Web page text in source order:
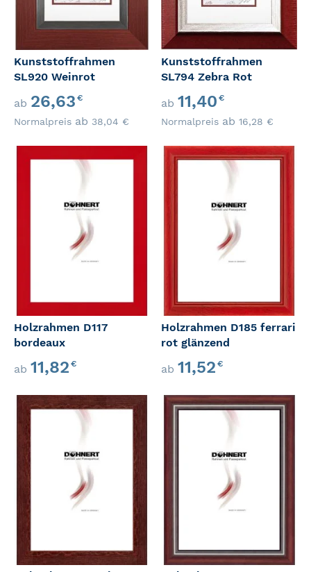
Kunststoffrahmen
SL920 Weinrot
Sonderangebot
ab 26,63€
Normalpreis ab 38,04 €
Kunststoffrahmen
SL794 Zebra Rot
Sonderangebot
ab 11,40€
Normalpreis ab 16,28 €
Holzrahmen D117
bordeaux
ab 11,82€
Holzrahmen D185 ferrari
rot glänzend
ab 11,52€